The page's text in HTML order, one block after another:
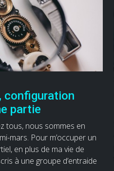
configuration
partie
tous, nous sommes en
mars. Pour m’occuper un
en plus de ma vie de
à une groupe d’entraide